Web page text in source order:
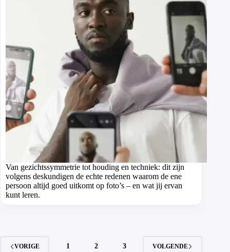
Van gezichts­symmetrie tot houding en techniek: dit zijn
volgens deskundigen de echte redenen waarom de ene
persoon altijd goed uitkomt op foto’s – en wat jij ervan
kunt leren.
VORIGE 1 2 3 VOLGENDE